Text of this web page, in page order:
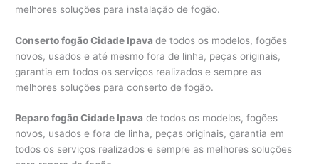
melhores soluções para instalação de fogão.
Conserto fogão Cidade Ipavade todos os modelos, fogões
novos, usados e até mesmo fora de linha, peças originais,
garantia em todos os serviços realizados e sempre as
melhores soluções para conserto de fogão.
Reparo fogão Cidade Ipava de todos os modelos, fogões
novos, usados e fora de linha, peças originais, garantia em
todos os serviços realizados e sempre as melhores soluções